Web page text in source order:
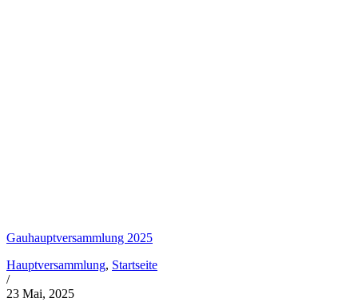
Gauhauptversammlung 2025
Hauptversammlung, Startseite
/
23 Mai, 2025